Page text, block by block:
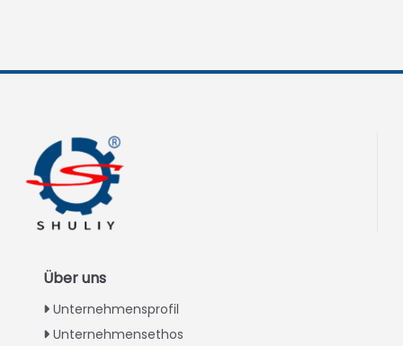
Über uns
Unternehmensprofil
Unternehmensethos